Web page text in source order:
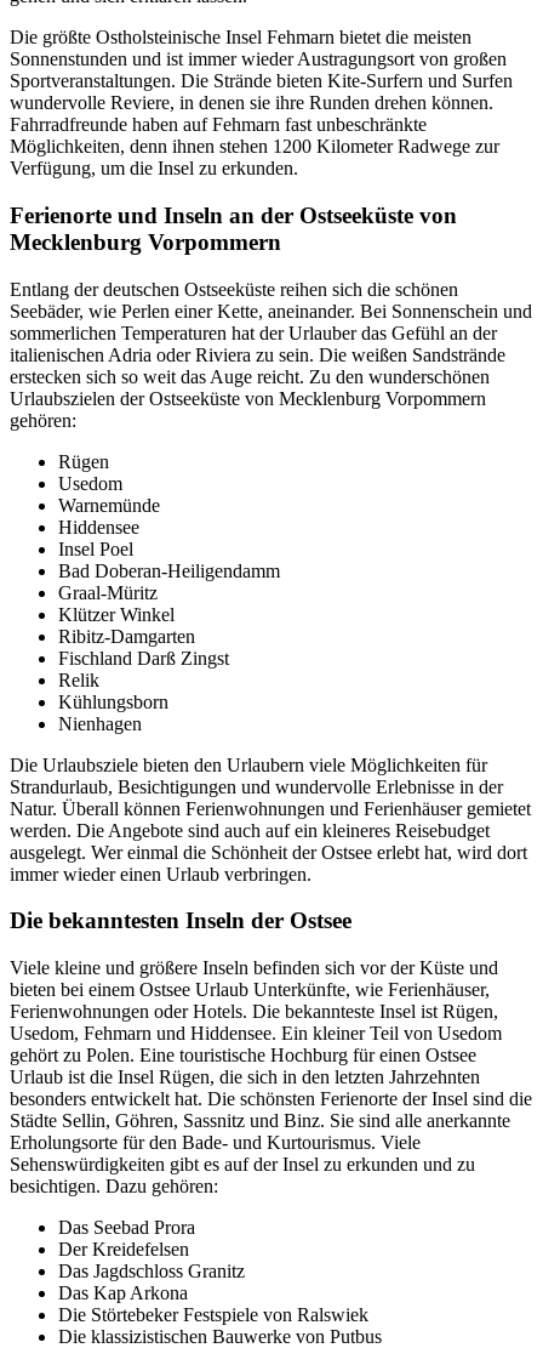
Die größte Ostholsteinische Insel Fehmarn bietet die meisten
Sonnenstunden und ist immer wieder Austragungsort von großen
Sportveranstaltungen. Die Strände bieten Kite-Surfern und Surfen
wundervolle Reviere, in denen sie ihre Runden drehen können.
Fahrradfreunde haben auf Fehmarn fast unbeschränkte
Möglichkeiten, denn ihnen stehen 1200 Kilometer Radwege zur
Verfügung, um die Insel zu erkunden.
Ferienorte und Inseln an der Ostseeküste von
Mecklenburg Vorpommern
Entlang der deutschen Ostseeküste reihen sich die schönen
Seebäder, wie Perlen einer Kette, aneinander. Bei Sonnenschein und
sommerlichen Temperaturen hat der Urlauber das Gefühl an der
italienischen Adria oder Riviera zu sein. Die weißen Sandstrände
erstecken sich so weit das Auge reicht. Zu den wunderschönen
Urlaubszielen der Ostseeküste von Mecklenburg Vorpommern
gehören:
Rügen
Usedom
Warnemünde
Hiddensee
Insel Poel
Bad Doberan-Heiligendamm
Graal-Müritz
Klützer Winkel
Ribitz-Damgarten
Fischland Darß Zingst
Relik
Kühlungsborn
Nienhagen
Die Urlaubsziele bieten den Urlaubern viele Möglichkeiten für
Strandurlaub, Besichtigungen und wundervolle Erlebnisse in der
Natur. Überall können Ferienwohnungen und Ferienhäuser gemietet
werden. Die Angebote sind auch auf ein kleineres Reisebudget
ausgelegt. Wer einmal die Schönheit der Ostsee erlebt hat, wird dort
immer wieder einen Urlaub verbringen.
Die bekanntesten Inseln der Ostsee
Viele kleine und größere Inseln befinden sich vor der Küste und
bieten bei einem Ostsee Urlaub Unterkünfte, wie Ferienhäuser,
Ferienwohnungen oder Hotels. Die bekannteste Insel ist Rügen,
Usedom, Fehmarn und Hiddensee. Ein kleiner Teil von Usedom
gehört zu Polen. Eine touristische Hochburg für einen Ostsee
Urlaub ist die Insel Rügen, die sich in den letzten Jahrzehnten
besonders entwickelt hat. Die schönsten Ferienorte der Insel sind die
Städte Sellin, Göhren, Sassnitz und Binz. Sie sind alle anerkannte
Erholungsorte für den Bade- und Kurtourismus. Viele
Sehenswürdigkeiten gibt es auf der Insel zu erkunden und zu
besichtigen. Dazu gehören:
Das Seebad Prora
Der Kreidefelsen
Das Jagdschloss Granitz
Das Kap Arkona
Die Störtebeker Festspiele von Ralswiek
Die klassizistischen Bauwerke von Putbus